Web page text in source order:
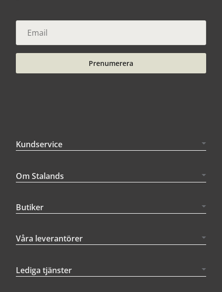
Prenumerera
Kundservice
Om Stalands
Butiker
Våra leverantörer
Lediga tjänster